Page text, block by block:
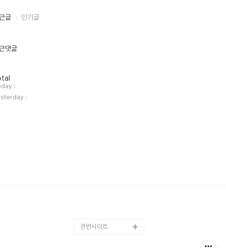
글 인기글
댓글
:
:
관련사이트